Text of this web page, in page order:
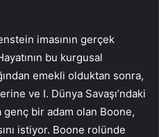
imasının gerçek
bu kurgusal
emekli olduktan sonra,
ve I. Dünya Savaşı’ndaki
genç bir adam olan Boone,
istiyor. Boone rolünde